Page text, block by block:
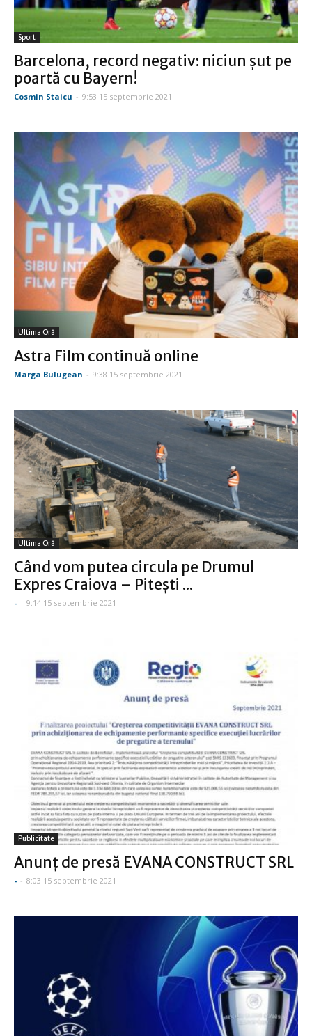
Sport
Barcelona, record negativ: niciun şut pe
poartă cu Bayern!
Cosmin Staicu - 9:53 15 septembrie 2021
Ultima Oră
Astra Film continuă online
Marga Bulugean - 9:38 15 septembrie 2021
Ultima Oră
Când vom putea circula pe Drumul
Expres Craiova – Piteşti ...
- - 9:14 15 septembrie 2021
Publicitate
Anunţ de presă EVANA CONSTRUCT SRL
- - 8:03 15 septembrie 2021